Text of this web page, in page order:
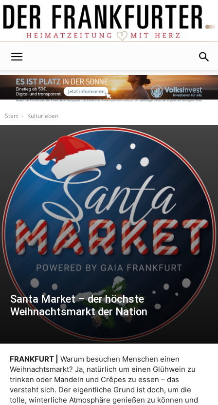
Start
Kulturleben
Santa Market – der höchste
Weihnachtsmarkt der Nation
FRANKFURT |
Warum besuchen Menschen einen
Weihnachtsmarkt? Ja, natürlich um einen Glühwein zu
trinken oder Mandeln und Crêpes zu essen – das
versteht sich. Der eigentliche Grund ist doch, um die
tolle, winterliche Atmosphäre genießen zu können und